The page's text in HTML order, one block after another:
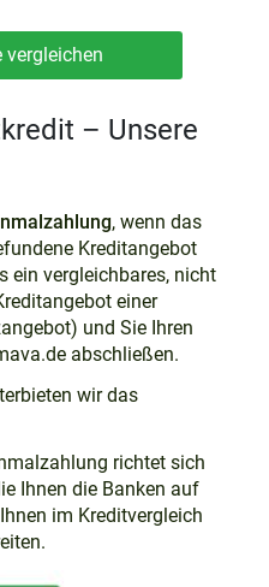
vergleichen
– Unsere
, wenn das
Kreditangebot
ein vergleichbares, nicht
einer
und Sie Ihren
abschließen.
wir das
richtet sich
Ihnen die Banken auf
im Kreditvergleich